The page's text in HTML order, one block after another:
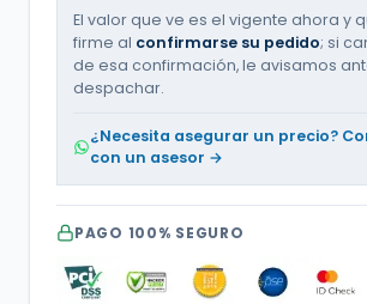
El valor que ve es el vigente ahora y
firme al confirmarse su pedido; si
de esa confirmación, le avisamos
despachar.
¿Necesita asegurar un precio?
con un asesor →
PAGO 100% SEGURO